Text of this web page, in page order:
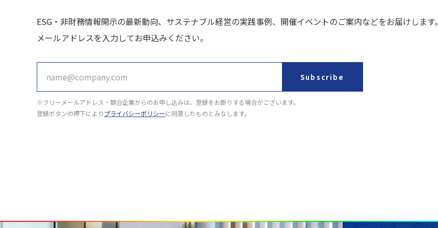
ESG・非財務情報開示の最新動向、サステナブル経営の実践事例、開催イベントのご案内などをお届けします。
メールアドレスを入力してお申込みください。
Subscribe
※フリーメールアドレス・競合企業からのお申し込みは、登録をお断りする場合がございます。
登録ボタンの押下によりプライバシーポリシーに同意したものとみなします。